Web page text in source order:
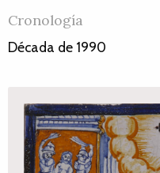
Cronología
Década de 1990